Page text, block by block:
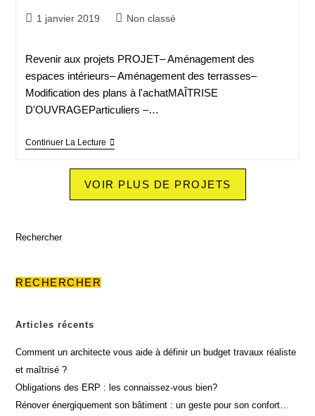
1 janvier 2019 Non classé
Revenir aux projets PROJET– Aménagement des
espaces intérieurs– Aménagement des terrasses–
Modification des plans à l'achatMAÎTRISE
D'OUVRAGEParticuliers –…
Continuer La Lecture
VOIR PLUS DE PROJETS
Rechercher
RECHERCHER
Articles récents
Comment un architecte vous aide à définir un budget travaux réaliste
et maîtrisé ?
Obligations des ERP : les connaissez-vous bien?
Rénover énergiquement son bâtiment : un geste pour son confort…